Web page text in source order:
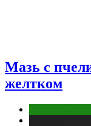
Мазь с
желтком